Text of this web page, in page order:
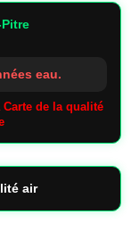
eau.
Carte de la qualité
air